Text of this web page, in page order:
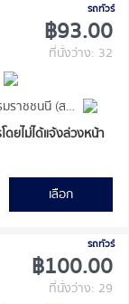
รถทัวร์
฿93.00
ที่นั่งว่าง: 32
สถานีขนส่งผู้โดยสารกรุงเทพ ถนนบรมราชชนนี (สายใต้ใหม่)
ดยไม่ได้แจ้งล่วงหน้า
เลือก
รถทัวร์
฿100.00
ที่นั่งว่าง: 29